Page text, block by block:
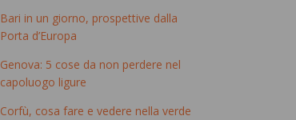
Bari in un giorno, prospettive dalla
Porta d’Europa
Genova: 5 cose da non perdere nel
capoluogo ligure
Corfù, cosa fare e vedere nella verde